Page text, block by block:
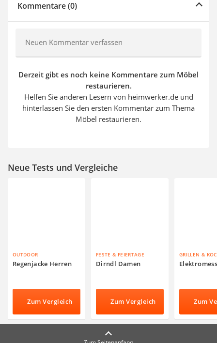
Kommentare (0)
Neuen Kommentar verfassen
Derzeit gibt es noch keine Kommentare zum Möbel
restaurieren.
Helfen Sie anderen Lesern von heimwerker.de und
hinterlassen Sie den ersten Kommentar zum Thema
Möbel restaurieren.
Neue Tests und Vergleiche
OUTDOOR
Regenjacke Herren
Zum Vergleich
FESTE & FEIERTAGE
Dirndl Damen
Zum Vergleich
GRILLEN &
Zum